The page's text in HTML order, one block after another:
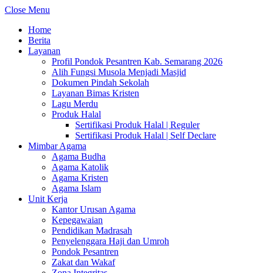
Close Menu
Home
Berita
Layanan
Profil Pondok Pesantren Kab. Semarang 2026
Alih Fungsi Musola Menjadi Masjid
Dokumen Pindah Sekolah
Layanan Bimas Kristen
Lagu Merdu
Produk Halal
Sertifikasi Produk Halal | Reguler
Sertifikasi Produk Halal | Self Declare
Mimbar Agama
Agama Budha
Agama Katolik
Agama Kristen
Agama Islam
Unit Kerja
Kantor Urusan Agama
Kepegawaian
Pendidikan Madrasah
Penyelenggara Haji dan Umroh
Pondok Pesantren
Zakat dan Wakaf